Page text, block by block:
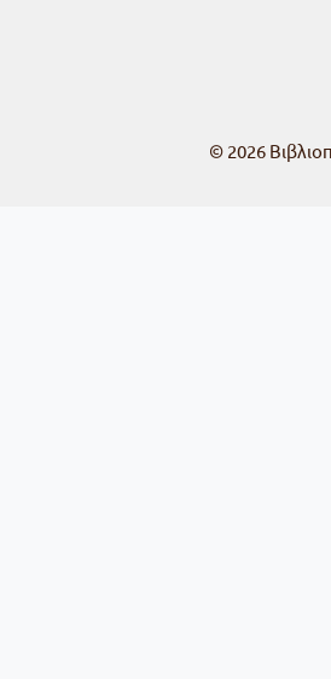
© 2026